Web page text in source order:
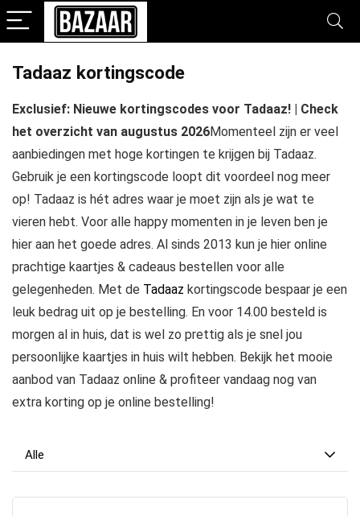
Tadaaz kortingscode
Exclusief: Nieuwe kortingscodes voor Tadaaz! | Check
het overzicht van augustus 2026Momenteel zijn er veel
aanbiedingen met hoge kortingen te krijgen bij Tadaaz.
Gebruik je een kortingscode loopt dit voordeel nog meer
op! Tadaaz is hét adres waar je moet zijn als je wat te
vieren hebt. Voor alle happy momenten in je leven ben je
hier aan het goede adres. Al sinds 2013 kun je hier online
prachtige kaartjes & cadeaus bestellen voor alle
gelegenheden. Met de Tadaaz kortingscode bespaar je een
leuk bedrag uit op je bestelling. En voor 14.00 besteld is
morgen al in huis, dat is wel zo prettig als je snel jou
persoonlijke kaartjes in huis wilt hebben. Bekijk het mooie
aanbod van Tadaaz online & profiteer vandaag nog van
extra korting op je online bestelling!
Alle